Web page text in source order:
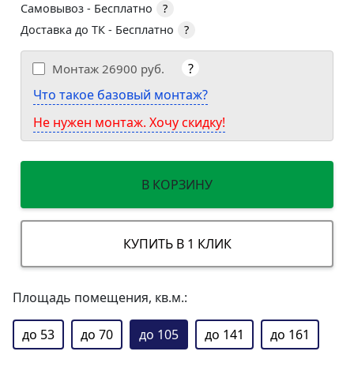
Самовывоз - Бесплатно
?
Доставка до ТК - Бесплатно ?
Монтаж 26900 руб.
?
Что такое базовый монтаж?
Не нужен монтаж. Хочу скидку!
В КОРЗИНУ
КУПИТЬ В 1 КЛИК
Площадь помещения, кв.м.:
до 53 до 70 до 105 до 141 до 161